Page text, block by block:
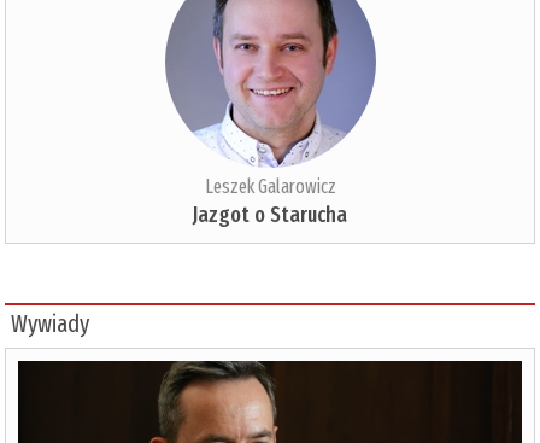
Leszek Galarowicz
Jazgot o Starucha
Wywiady